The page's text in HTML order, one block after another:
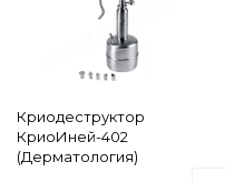
Криодеструктор
КриоИней-402
(Дерматология)